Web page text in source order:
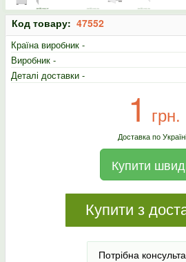
Код товару: 47552
Країна виробник -
Виробник -
Деталі доставки -
1 грн.
Доставка по
Купити
Купити з
Потрібна